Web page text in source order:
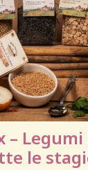
–
le